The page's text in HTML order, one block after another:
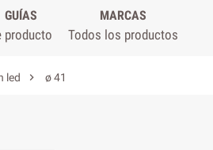
GUÍAS
producto
MARCAS
Todos los productos
led  ø 41